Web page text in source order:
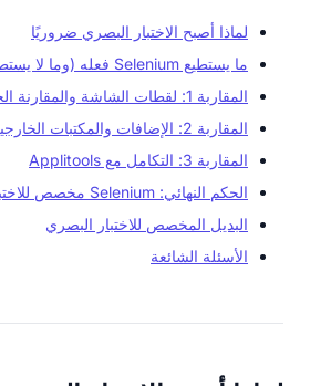
لماذا أصبح الاختبار البصري ضروريًا
ما يستطيع Selenium فعله (وما لا يستطيع)
المقاربة 1: لقطات الشاشة والمقارنة الخارجية
المقاربة 2: الإضافات والمكتبات الخارجية
المقاربة 3: التكامل مع Applitools
الحكم النهائي: Selenium مخصص للاختبار الوظيفي
البديل المخصص للاختبار البصري
الأسئلة الشائعة